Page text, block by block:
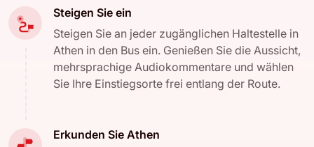
Steigen Sie ein
Steigen Sie an jeder zugänglichen Haltestelle in
Athen in den Bus ein. Genießen Sie die Aussicht,
mehrsprachige Audiokommentare und wählen
Sie Ihre Einstiegsorte frei entlang der Route.
Erkunden Sie Athen